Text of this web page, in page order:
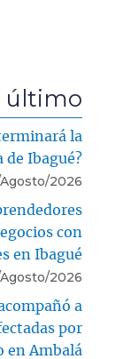
último
la
de Ibagué?
2026
con
en Ibagué
2026
a
por
en Ambalá